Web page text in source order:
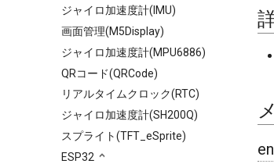
ジャイロ加速度計(IMU)
画面管理(M5Display)
ジャイロ加速度計(MPU6886)
QRコード(QRCode)
リアルタイムクロック(RTC)
ジャイロ加速度計(SH200Q)
スプライト(TFT_eSprite)
ESP32